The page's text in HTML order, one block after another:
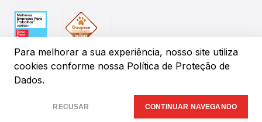
Para melhorar a sua experiência, nosso site utiliza
cookies conforme nossa Política de Proteção de
Dados.
RECUSAR CONTINUAR NAVEGANDO
IPM Sistemas de Gestão Pública. Todos os direitos
reservados.
Insany.Design